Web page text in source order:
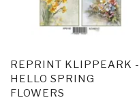
REPRINT KLIPPEARK -
HELLO SPRING
FLOWERS